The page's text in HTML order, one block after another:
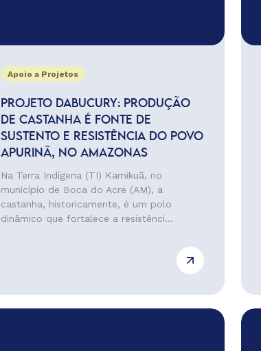
Apoio a Projetos
PROJETO DABUCURY: PRODUÇÃO
DE CASTANHA É FONTE DE
SUSTENTO E RESISTÊNCIA DO POVO
APURINÃ, NO AMAZONAS
Na Terra Indígena (TI) Kamikuã, no
município de Boca do Acre (AM), a
castanha, historicamente, é um polo
dinâmico que fortalece a resistênci...